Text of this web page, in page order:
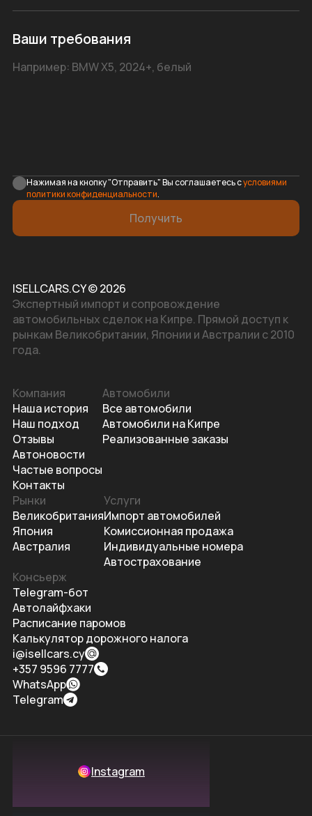
Ваши требования
Нажимая на кнопку "Отправить" Вы соглашаетесь сусловиями
политики конфиденциальности.
Получить
ISELLCARS.CY © 2026
Экспертный импорт и сопровождение
автомобильных сделок на Кипре. Прямой доступ к
рынкам Великобритании, Японии и Австралии с 2010
года.
Компания
Наша история
Наш подход
Отзывы
Автоновости
Частые вопросы
Контакты
Автомобили
Все автомобили
Автомобили на Кипре
Реализованные заказы
Рынки
Великобритания
Япония
Австралия
Услуги
Импорт автомобилей
Комиссионная продажа
Индивидуальные номера
Автострахование
Консьерж
Telegram-бот
Автолайфхаки
Расписание паромов
Калькулятор дорожного налога
i@isellcars.cy
+357 9596 7777
WhatsApp
Telegram
Instagram